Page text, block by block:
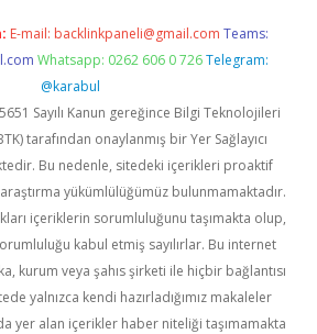
E-mail: backlinkpaneli@gmail.com Teams:
Whatsapp: 0262 606 0 726 Telegram:
@karabul
Sayılı Kanun gereğince Bilgi Teknolojileri
tarafından onaylanmış bir Yer Sağlayıcı
Bu nedenle, sitedeki içerikleri proaktif
yükümlülüğümüz bulunmamaktadır.
içeriklerin sorumluluğunu taşımakta olup,
kabul etmiş sayılırlar. Bu internet
kurum veya şahıs şirketi ile hiçbir bağlantısı
yalnızca kendi hazırladığımız makaleler
yer alan içerikler haber niteliği taşımamakta